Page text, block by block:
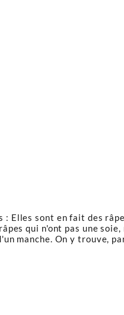
: Elles sont en fait des
qui n'ont pas une
manche. On y trouve,